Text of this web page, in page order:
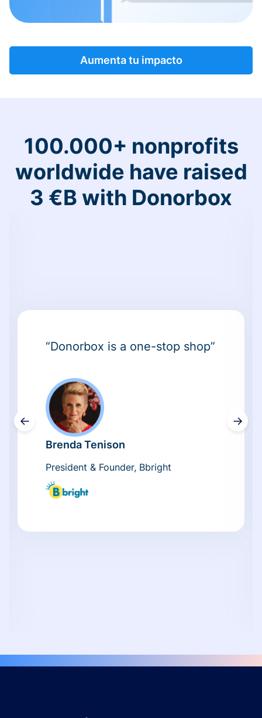
Aumenta tu impacto
100.000+ nonprofits
worldwide have raised
3 €B with Donorbox
←
“Donorbox is a one-stop shop”
Brenda Tenison
President & Founder, Bbright
→